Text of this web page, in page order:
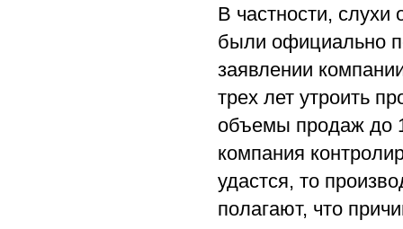
В частности,
были официально
заявлении
трех лет утроить
объемы продаж до
компания
удастся, то
полагают, что